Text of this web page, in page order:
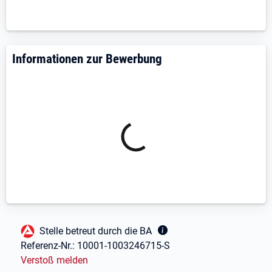
Deine Aufgaben und Verantwortlichkeiten:
**Höranalyse & Anpassung: **Du verantwortest
die Hörmessung, Bedarfsanalyse und individuelle
Hörgeräte, technische Überprüfung und kleine
**Wissen teilen & weiterentwickeln: **Als
Hörakustikmeister förderst du deine Kollegen,
unterstützt mit fachlichen Schulungen und
Informationen zur Bewerbung
Fußbereich
Stelle betreut durch die BA
Referenz-Nr.: 10001-1003246715-S
Verstoß melden